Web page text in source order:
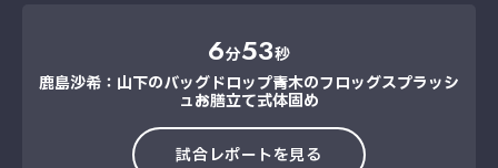
6分53秒
鹿島沙希：山下のバッグドロップ→青木のフロッグスプラッシ
ュ→お膳立て式体固め
試合レポートを見る